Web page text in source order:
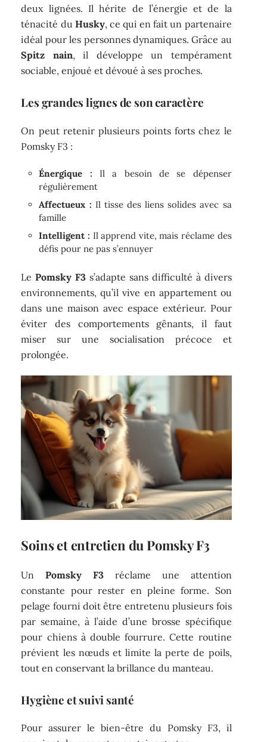
deux lignées. Il hérite de l’énergie et de la
ténacité du Husky, ce qui en fait un partenaire
idéal pour les personnes dynamiques. Grâce au
Spitz nain, il développe un tempérament
sociable, enjoué et dévoué à ses proches.
Les grandes lignes de son caractère
On peut retenir plusieurs points forts chez le
Pomsky F3 :
Énergique : Il a besoin de se dépenser
régulièrement
Affectueux : Il tisse des liens solides avec sa
famille
Intelligent : Il apprend vite, mais réclame des
défis pour ne pas s’ennuyer
LePomsky F3 s’adapte sans difficulté à divers
environnements, qu’il vive en appartement ou
dans une maison avec espace extérieur. Pour
éviter des comportements gênants, il faut
miser sur une socialisation précoce et
prolongée.
Soins et entretien du Pomsky F3
UnPomsky F3 réclame une attention
constante pour rester en pleine forme. Son
pelage fourni doit être entretenu plusieurs fois
par semaine, à l’aide d’une brosse spécifique
pour chiens à double fourrure. Cette routine
prévient les nœuds et limite la perte de poils,
tout en conservant la brillance du manteau.
Hygiène et suivi santé
Pour assurer le bien-être du Pomsky F3, il